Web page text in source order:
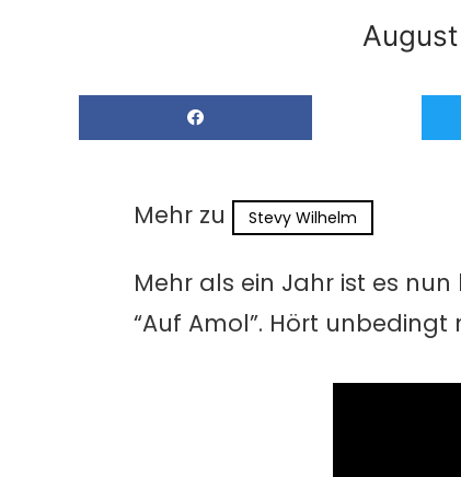
Mehr zu Stevy Wilhelm
Mehr als ein Jahr ist es
“Auf Amol”. Hört